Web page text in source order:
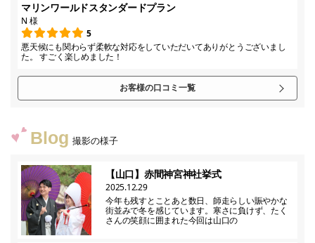
マリンワールドスタンダードプラン
N 様
5
悪天候にも関わらず柔軟な対応をしていただいてありがとうございまし
た。 すごく楽しめました！
お客様の口コミ一覧
Blog 撮影の様子
【山口】赤間神宮神社挙式
2025.12.29
今年も残すとことあと数日、師走らしい賑やかな
街並みで冬を感じています。寒さに負けず、たく
さんの笑顔に囲まれた今回は山口の